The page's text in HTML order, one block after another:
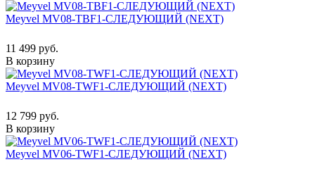
Meyvel MV08-TBF1-СЛЕДУЮЩИЙ (NEXT)
11 499 руб.
В корзину
Meyvel MV08-TWF1-СЛЕДУЮЩИЙ (NEXT)
12 799 руб.
В корзину
Meyvel MV06-TWF1-СЛЕДУЮЩИЙ (NEXT)